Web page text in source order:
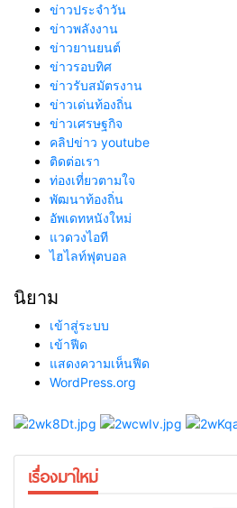
ข่าวประจำวัน
ข่าวพลังงาน
ข่าวยานยนต์
ข่าวรอบทิศ
ข่าวรับสมัตรงาน
ข่าวเด่นท้องถิ่น
ข่าวเศรษฐกิจ
คลิปข่าว youtube
ติดต่อเรา
ท่องเที่ยวตามใจ
พัฒนาท้องถิ่น
อัพเดทหนังใหม่
แวดวงไอที
ไฮไลท์ฟุตบอล
นิยาม
เข้าสู่ระบบ
เข้าฟีด
แสดงความเห็นฟีด
WordPress.org
เรื่องมาใหม่